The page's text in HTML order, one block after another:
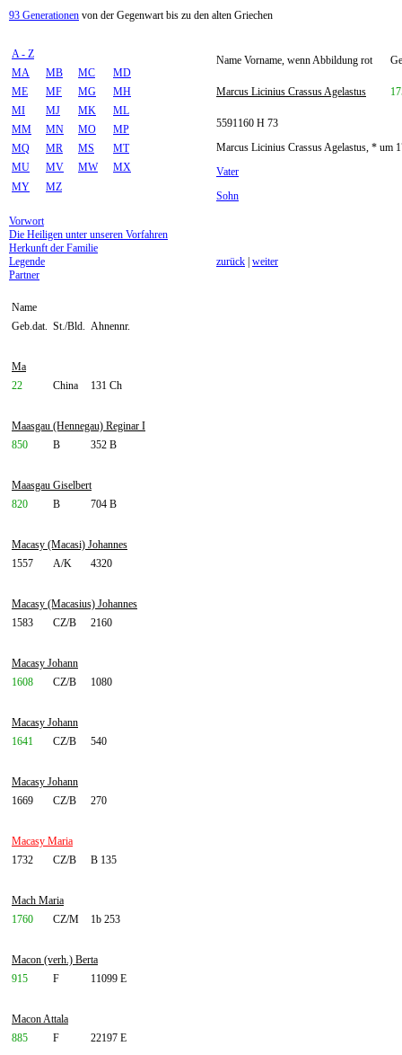
93 Generationen von der Gegenwart bis zu den alten Griechen
A - Z
MA
MB MC
MD
ME
MF MG
MH
MI
MJ MK
ML
MM
MN MO
MP
MQ
MR MS
MT
MU
MV MW
MX
MY
MZ
Vorwort
Die Heiligen unter unseren Vorfahren
Herkunft der Familie
Legende
Partner
Name
Geb.dat. St./Bld. Ahnennr.
Ma
22
China 131 Ch
Maasgau (Hennegau) Reginar I
850
B 352 B
Maasgau Giselbert
820
B 704 B
Macasy (Macasi) Johannes
1557
A/K 4320
Macasy (Macasius) Johannes
1583
CZ/B 2160
Macasy Johann
1608
CZ/B 1080
Macasy Johann
1641
CZ/B 540
Macasy Johann
1669
CZ/B 270
Macasy Maria
1732
CZ/B B 135
Mach Maria
1760
CZ/M 1b 253
Macon (verh.) Berta
915
F 11099 E
Macon Attala
885
F 22197 E
Name Vorname, wenn Abbildung rot
Marcus Licinius Crassus Agelastus
5591160 H 73
Marcus Licinius Crassus Agelastus, * um
Vater
Sohn
zurück weiter